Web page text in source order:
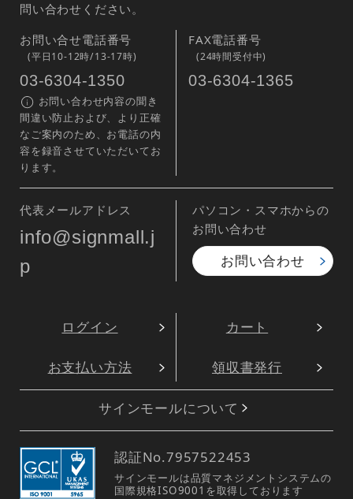
問い合わせください。
お問い合せ電話番号
(平日10-12時/13-17時)
03-6304-1350
お問い合わせ内容の聞き
間違い防止および、より正確
なご案内のため、お電話の内
容を録音させていただいてお
ります。
FAX電話番号
(24時間受付中)
03-6304-1365
代表メールアドレス
info@signmall.j
p
パソコン・スマホからの
お問い合わせ
お問い合わせ
ログイン カート
お支払い方法 領収書発行
サインモールについて
認証No.7957522453
サインモールは品質マネジメントシステムの
国際規格ISO9001を取得しております